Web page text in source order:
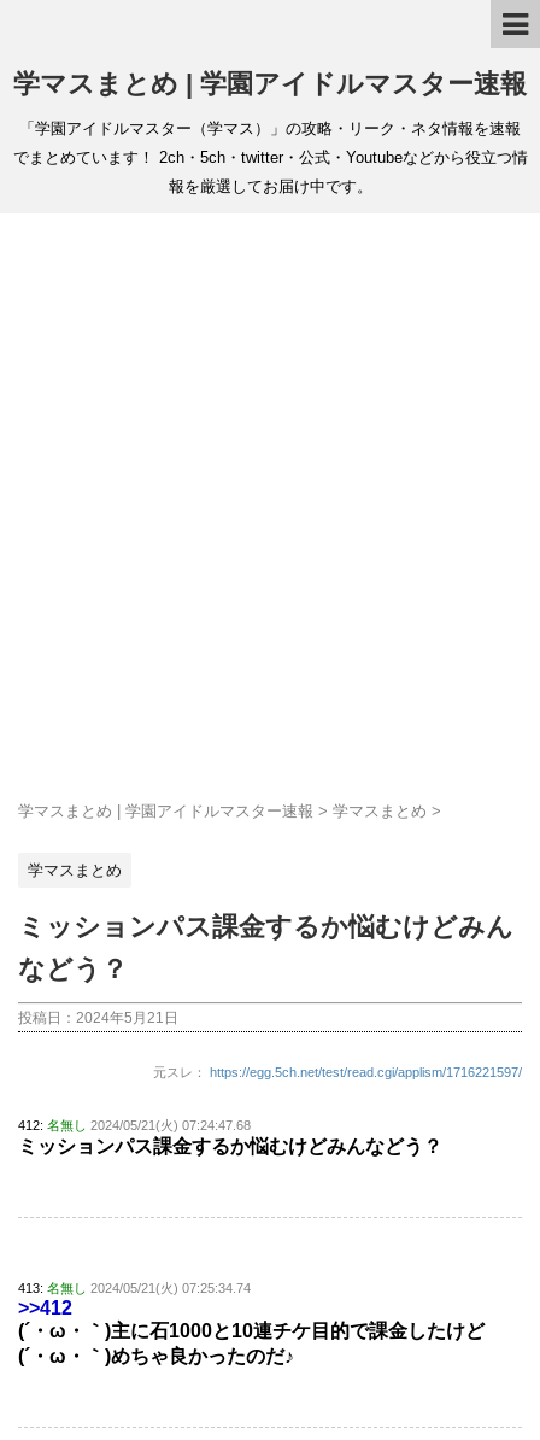
学マスまとめ | 学園アイドルマスター速報
「学園アイドルマスター（学マス）」の攻略・リーク・ネタ情報を速報
でまとめています！ 2ch・5ch・twitter・公式・Youtubeなどから役立つ情
報を厳選してお届け中です。
学マスまとめ | 学園アイドルマスター速報 > 学マスまとめ >
学マスまとめ
ミッションパス課金するか悩むけどみん
などう？
投稿日： 2024年5月21日
元スレ： https://egg.5ch.net/test/read.cgi/applism/1716221597/
412: 名無し 2024/05/21(火) 07:24:47.68
ミッションパス課金するか悩むけどみんなどう？
413: 名無し 2024/05/21(火) 07:25:34.74
>>412
(´・ω・｀)主に石1000と10連チケ目的で課金したけど
(´・ω・｀)めちゃ良かったのだ♪